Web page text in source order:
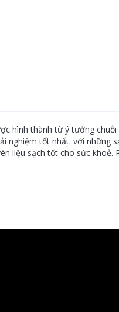
hình thành từ ý tưởng
nghiệm tốt nhất. với những
liệu sạch tốt cho sức khoẻ.